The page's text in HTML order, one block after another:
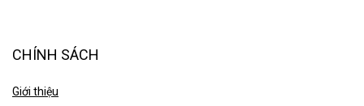
CHÍNH SÁCH
Giới thiệu